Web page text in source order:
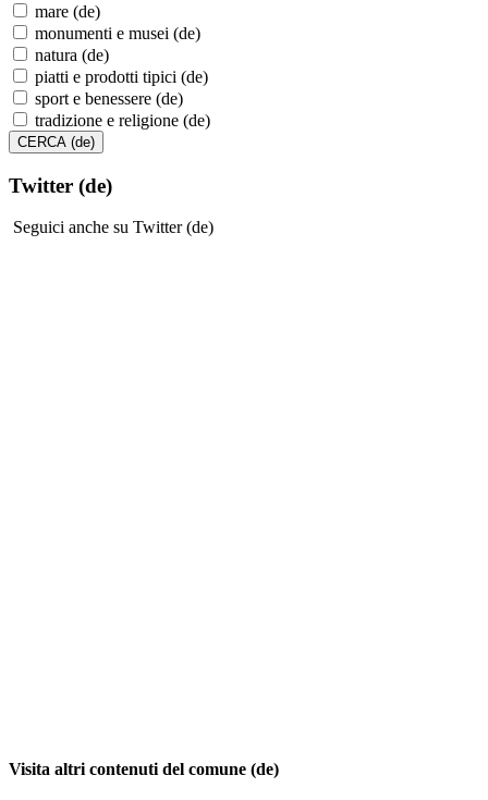
mare (de)
monumenti e musei (de)
natura (de)
piatti e prodotti tipici (de)
sport e benessere (de)
tradizione e religione (de)
Twitter (de)
Seguici anche su Twitter (de)
Visita altri contenuti del comune (de)